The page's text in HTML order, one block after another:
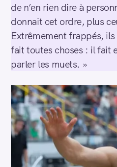
de n’en rien dire à
donnait cet ordre, plus
Extrêmement frappés,
fait toutes choses : il fait
parler les muets. »